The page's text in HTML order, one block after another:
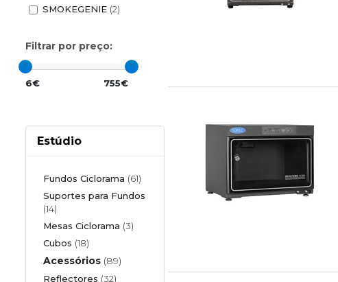
SMOKEGENIE (2)
Filtrar por preço:
6€ 755€
Estúdio
Fundos Ciclorama (61)
Suportes para Fundos
(14)
Mesas Ciclorama (3)
Cubos (18)
Acessórios (89)
Reflectores (32)